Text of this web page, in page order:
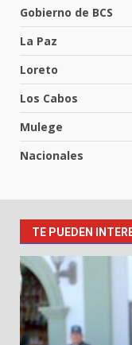
Gobierno de BCS
La Paz
Loreto
Los Cabos
Mulege
Nacionales
TE PUEDEN